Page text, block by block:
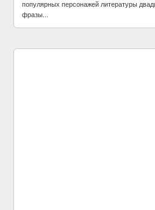
популярных персонажей литературы
фразы...